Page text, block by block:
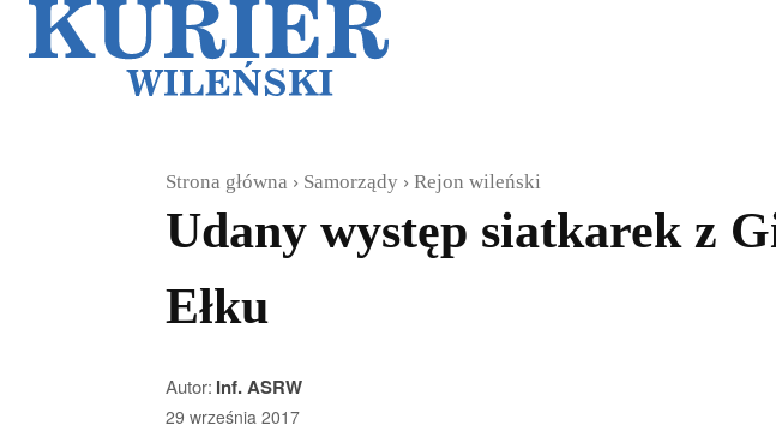
Strona główna Samorządy Rejon wileński
Udany występ siatkarek z
Ełku
Autor: Inf. ASRW
29 września 2017